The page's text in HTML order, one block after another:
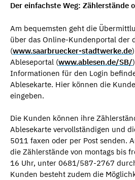
Der einfachste Weg: Zählerstände
Am bequemsten geht die
über das Online-Kundenportal der
(www.saarbruecker-stadtwerke.de
Ableseportal (www.ablesen.de/SB/
Informationen für den Login
Ablesekarte. Hier können die
eingeben.
Die Kunden können ihre
Ablesekarte vervollständigen und
5011 faxen oder per Post senden.
die Zählerstände von montags bis
16 Uhr, unter 0681/587-2767
Kunden besteht zudem die